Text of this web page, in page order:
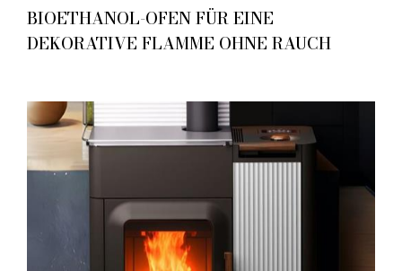
BIOETHANOL-OFEN FÜR EINE
DEKORATIVE FLAMME OHNE RAUCH